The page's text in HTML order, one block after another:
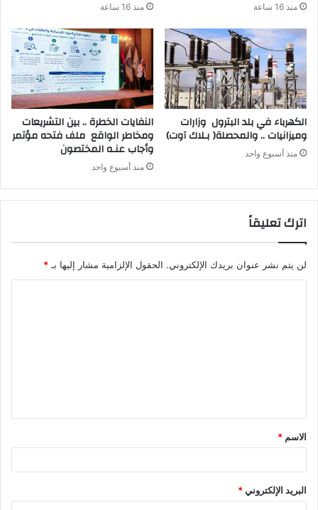
منذ 16 ساعة منذ 16 ساعة
‬وميزانيات‭ .. ‬والمحصلة‭ )‬بـلاك‭ ‬آوت)
منذ أسبوع واحد ‬وأجاب‭ ‬عنـه‭ ‬المختصون
منذ أسبوع واحد
اترك تعليقاً
لن يتم نشر عنوان بريدك الإلكتروني. الحقول الإلزامية مشار إليها بـ *
ق
*
الاسم *
البريد الإلكتروني*